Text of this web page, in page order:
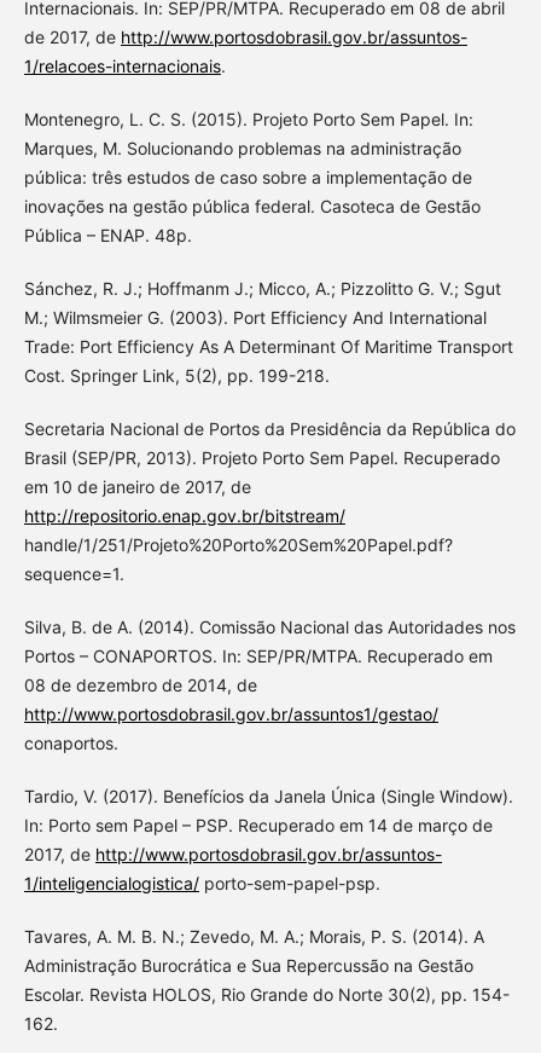
Internacionais. In: SEP/PR/MTPA. Recuperado em 08 de abril
de 2017, de http://www.portosdobrasil.gov.br/assuntos-
1/relacoes-internacionais.
Montenegro, L. C. S. (2015). Projeto Porto Sem Papel. In:
Marques, M. Solucionando problemas na administração
pública: três estudos de caso sobre a implementação de
inovações na gestão pública federal. Casoteca de Gestão
Pública – ENAP. 48p.
Sánchez, R. J.; Hoffmanm J.; Micco, A.; Pizzolitto G. V.; Sgut
M.; Wilmsmeier G. (2003). Port Efficiency And International
Trade: Port Efficiency As A Determinant Of Maritime Transport
Cost. Springer Link, 5(2), pp. 199-218.
Secretaria Nacional de Portos da Presidência da República do
Brasil (SEP/PR, 2013). Projeto Porto Sem Papel. Recuperado
em 10 de janeiro de 2017, de
http://repositorio.enap.gov.br/bitstream/
handle/1/251/Projeto%20Porto%20Sem%20Papel.pdf?
sequence=1.
Silva, B. de A. (2014). Comissão Nacional das Autoridades nos
Portos – CONAPORTOS. In: SEP/PR/MTPA. Recuperado em
08 de dezembro de 2014, de
http://www.portosdobrasil.gov.br/assuntos1/gestao/
conaportos.
Tardio, V. (2017). Benefícios da Janela Única (Single Window).
In: Porto sem Papel – PSP. Recuperado em 14 de março de
2017, de http://www.portosdobrasil.gov.br/assuntos-
1/inteligencialogistica/porto-sem-papel-psp.
Tavares, A. M. B. N.; Zevedo, M. A.; Morais, P. S. (2014). A
Administração Burocrática e Sua Repercussão na Gestão
Escolar. Revista HOLOS, Rio Grande do Norte 30(2), pp. 154-
162.